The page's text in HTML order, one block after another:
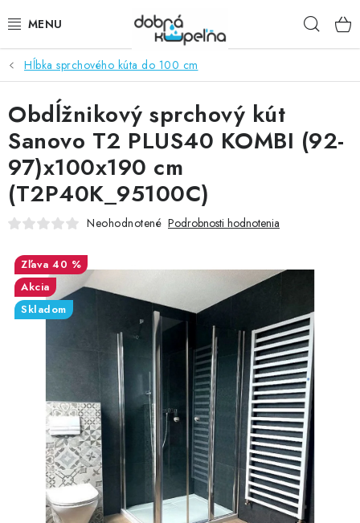
na
SPRCHOVÉ KÚTY
SPRCHOVÉ DVERE
BATÉRIE
VANE
DOPLNKY
SANITA
PRÍSLUŠENSTVO K SPRCHOVÝM KÚTOM A
NÁHRADNÉ DIELY
Doprava a Platby
Obchodné podmienky
Reklamačný poriadok
Blog
Ochrana osobných údajov GDPR
Kontakty
Predajňa Nitra
Hĺbka sprchového kúta do 100 cm
Obdĺžnikový sprchový kút
Sanovo T2 PLUS40 KOMBI (92-
97)x100x190 cm
(T2P40K_95100C)
Neohodnotené Podrobnosti hodnotenia
40 %
Akcia
Skladom